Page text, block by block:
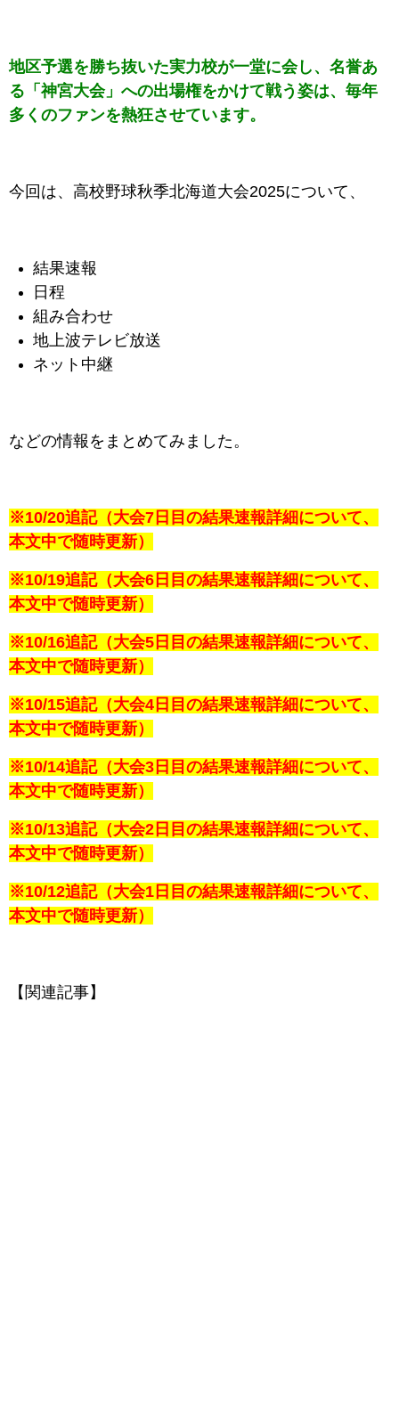
地区予選を勝ち抜いた実力校が一堂に会し、名誉あ
る「神宮大会」への出場権をかけて戦う姿は、毎年
多くのファンを熱狂させています。
今回は、高校野球秋季北海道大会2025について、
結果速報
日程
組み合わせ
地上波テレビ放送
ネット中継
などの情報をまとめてみました。
※10/20追記（大会7日目の結果速報詳細について、
本文中で随時更新）
※10/19追記（大会6日目の結果速報詳細について、
本文中で随時更新）
※10/16追記（大会5日目の結果速報詳細について、
本文中で随時更新）
※10/15追記（大会4日目の結果速報詳細について、
本文中で随時更新）
※10/14追記（大会3日目の結果速報詳細について、
本文中で随時更新）
※10/13追記（大会2日目の結果速報詳細について、
本文中で随時更新）
※10/12追記（大会1日目の結果速報詳細について、
本文中で随時更新）
【関連記事】